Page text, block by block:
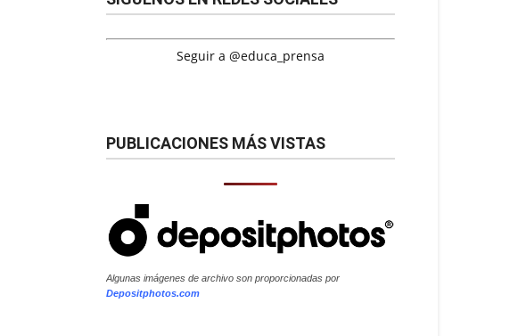
Seguir a @educa_prensa
PUBLICACIONES MÁS VISTAS
Algunas imágenes de archivo son proporcionadas por
Depositphotos.com